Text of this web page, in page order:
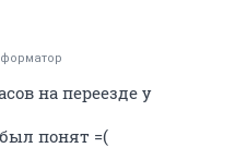
на переезде у
понят =(